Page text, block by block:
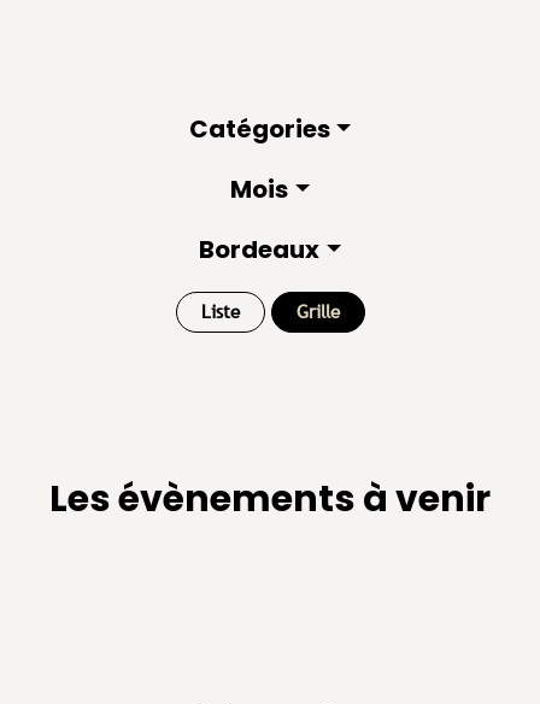
Catégories
Mois
Bordeaux
Liste Grille
Les évènements à venir